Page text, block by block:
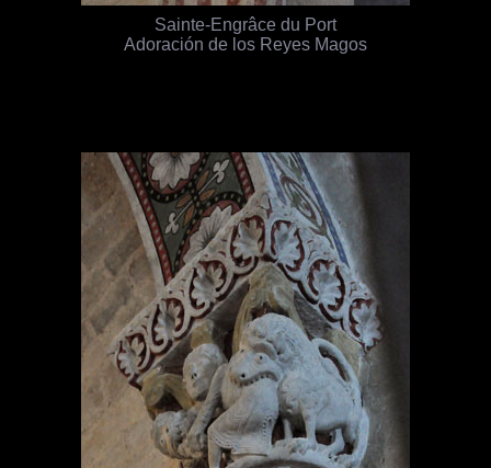
Sainte-Engrâce du Port
Adoración de los Reyes Magos